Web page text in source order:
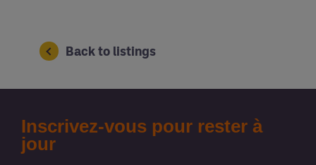
Back to listings